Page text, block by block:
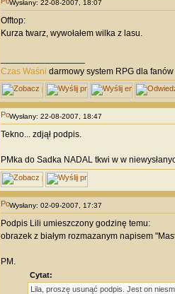
Wysłany: 22-08-2007, 18:07
Offtop:
Kurza twarz, wywołałem wilka z lasu.
Czas Waśni darmowy system RPG dla
Wysłany: 22-08-2007, 18:47
Tekno... zdjął podpis.
PMka do Sadka NADAL tkwi w w
Wysłany: 02-09-2007, 17:37
Podpis Lili umieszczony godzinę temu:
obrazek z białym rozmazanym napisem
PM.
Cytat:
Lila, proszę usunąć podpis. Jest on